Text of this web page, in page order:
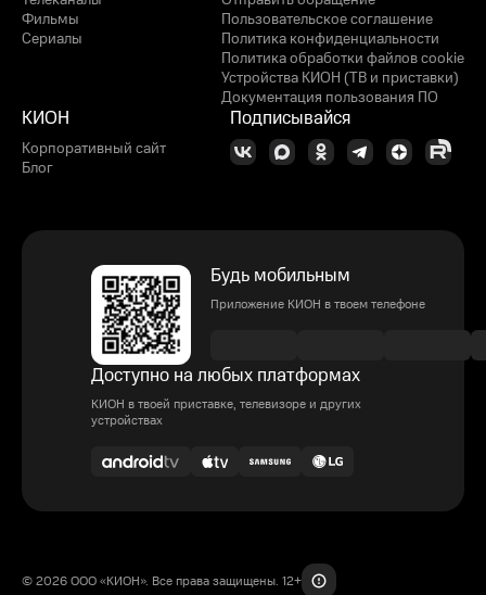
Фильмы
Сериалы
Пользовательское соглашение
Политика конфиденциальности
Политика обработки файлов cookie
Устройства КИОН (ТВ и приставки)
Документация пользования ПО
КИОН
Корпоративный сайт
Блог
Подписывайся
Будь мобильным
Приложение КИОН в твоем телефоне
Доступно на любых платформах
КИОН в твоей приставке, телевизоре и других
устройствах
© 2026 ООО «КИОН». Все права защищены. 12+